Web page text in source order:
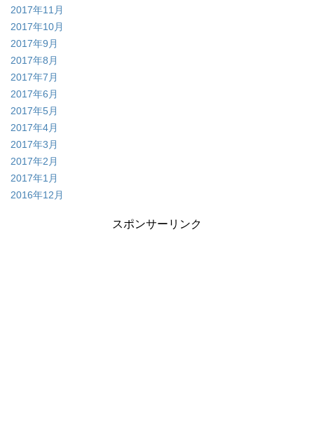
2017年11月
2017年10月
2017年9月
2017年8月
2017年7月
2017年6月
2017年5月
2017年4月
2017年3月
2017年2月
2017年1月
2016年12月
スポンサーリンク